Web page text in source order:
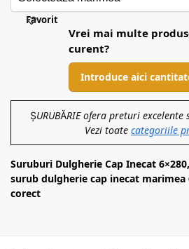
Favorit
Vrei mai multe
curent?
Introduce aici
ȘURUBĂRIE ofera preturi
Vezi toate categoriile
Suruburi Dulgherie Cap Inecat
surub dulgherie cap inecat marimea
corect